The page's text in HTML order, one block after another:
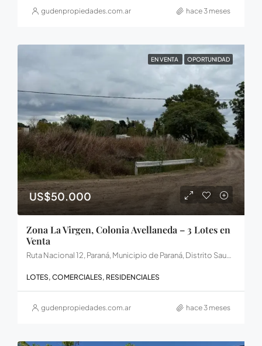
gudenpropiedades.com.ar hace 3 meses
EN VENTA OPORTUNIDAD
US$50.000
Zona La Virgen, Colonia Avellaneda – 3 Lotes en
Venta
Ruta Nacional 12, Paraná, Municipio de Paraná, Distrito Sauce, Departamento Paraná, Entre Ríos, E3106LEQ, Argentina
LOTES, COMERCIALES, RESIDENCIALES
gudenpropiedades.com.ar hace 3 meses